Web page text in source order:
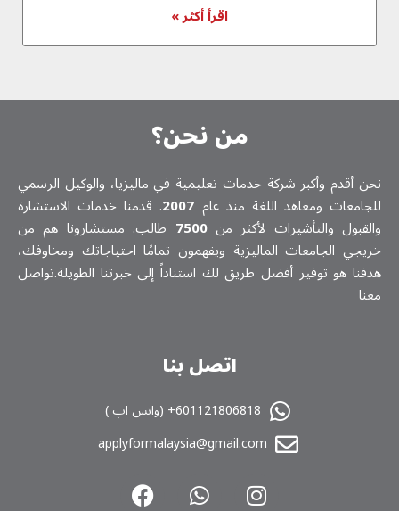
اقرأ أكثر »
من نحن؟
نحن أقدم وأكبر شركة خدمات تعلیمیة في ماليزيا، والوكيل الرسمي
للجامعات ومعاهد اللغة منذ عام 2007. قدمنا خدمات الاستشارة
والقبول والتأشيرات لأكثر من7500 طالب. مستشارونا هم من
خريجي الجامعات الماليزية ويفهمون تمامًا احتياجاتك ومخاوفك،
هدفنا هو توفير أفضل طريق لك استناداً إلى خبرتنا الطويلة.تواصل
معنا
اتصل بنا
601121806818+ (واتس اپ )
applyformalaysia@gmail.com